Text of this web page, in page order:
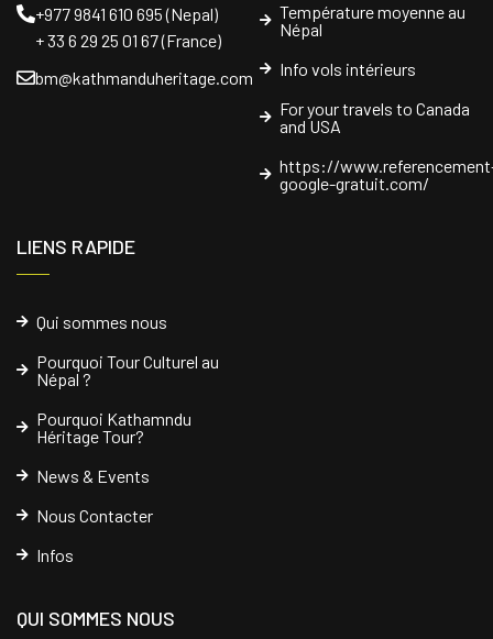
+977 9841 610 695 (Nepal)
+ 33 6 29 25 01 67 (France)
bm@kathmanduheritage.com
Température moyenne au
Népal
Info vols intérieurs
For your travels to Canada
and USA
https://
google-gratuit.com/
LIENS RAPIDE
Qui sommes nous
Pourquoi Tour Culturel au
Népal ?
Pourquoi Kathamndu
Héritage Tour?
News & Events
Nous Contacter
Infos
QUI SOMMES NOUS